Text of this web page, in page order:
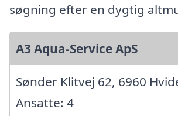
søgning efter en dygtig
A3 Aqua-Service ApS
Sønder Klitvej 62, 6960
Ansatte: 4